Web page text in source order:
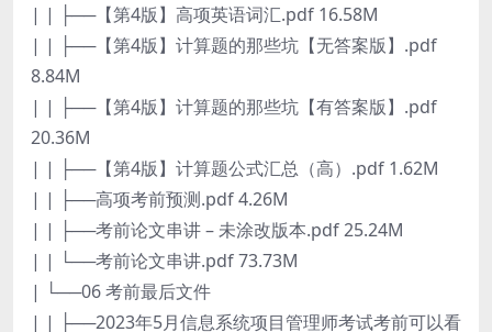
| | ├──【第4版】高项英语词汇.pdf 16.58M
| | ├──【第4版】计算题的那些坑【无答案版】.pdf
8.84M
| | ├──【第4版】计算题的那些坑【有答案版】.pdf
20.36M
| | ├──【第4版】计算题公式汇总（高）.pdf 1.62M
| | ├──高项考前预测.pdf 4.26M
| | ├──考前论文串讲 – 未涂改版本.pdf 25.24M
| | └──考前论文串讲.pdf 73.73M
| └──06 考前最后文件
| | ├──2023年5月信息系统项目管理师考试考前可以看